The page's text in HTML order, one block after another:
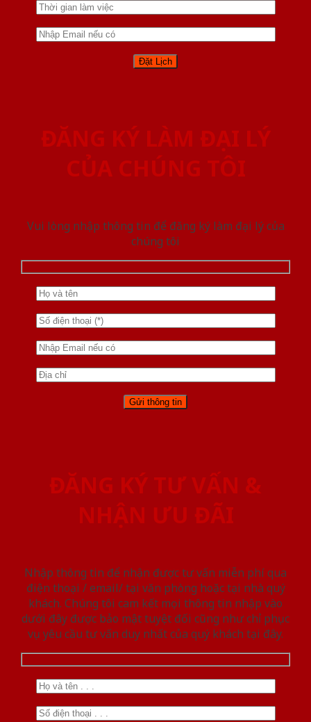
ĐĂNG KÝ LÀM ĐẠI LÝ
CỦA CHÚNG TÔI
Vui lòng nhập thông tin để đăng ký làm đại lý của
chúng tôi
ĐĂNG KÝ TƯ VẤN &
NHẬN ƯU ĐÃI
Nhập thông tin để nhận được tư vấn miễn phí qua
điện thoại / email/ tại văn phòng hoặc tại nhà quý
khách. Chúng tôi cam kết mọi thông tin nhập vào
dưới đây được bảo mật tuyệt đối cũng như chỉ phục
vụ yêu cầu tư vấn duy nhất của quý khách tại đây.